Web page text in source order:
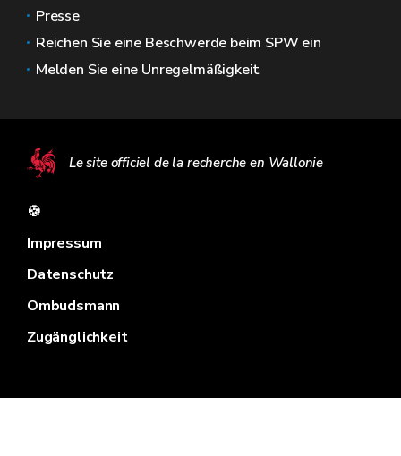
Presse
Reichen Sie eine Beschwerde beim SPW ein
Melden Sie eine Unregelmäßigkeit
Le site officiel de la recherche en Wallonie
🍪
Impressum
Datenschutz
Ombudsmann
Zugänglichkeit